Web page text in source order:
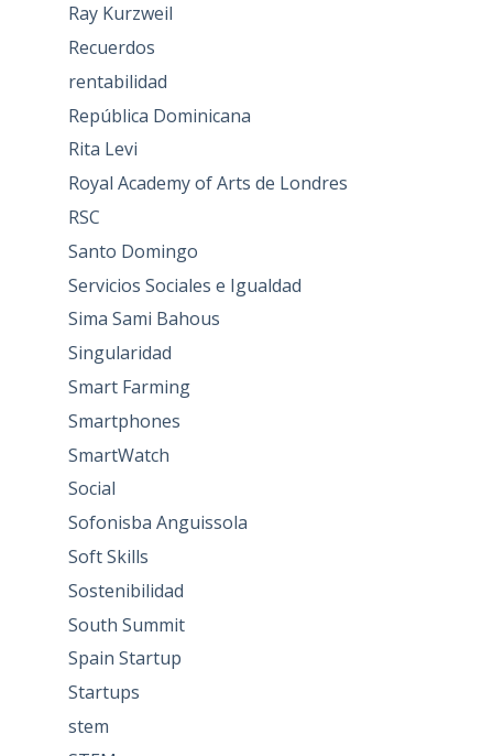
Ray Kurzweil
Recuerdos
rentabilidad
República Dominicana
Rita Levi
Royal Academy of Arts de Londres
RSC
Santo Domingo
Servicios Sociales e Igualdad
Sima Sami Bahous
Singularidad
Smart Farming
Smartphones
SmartWatch
Social
Sofonisba Anguissola
Soft Skills
Sostenibilidad
South Summit
Spain Startup
Startups
stem